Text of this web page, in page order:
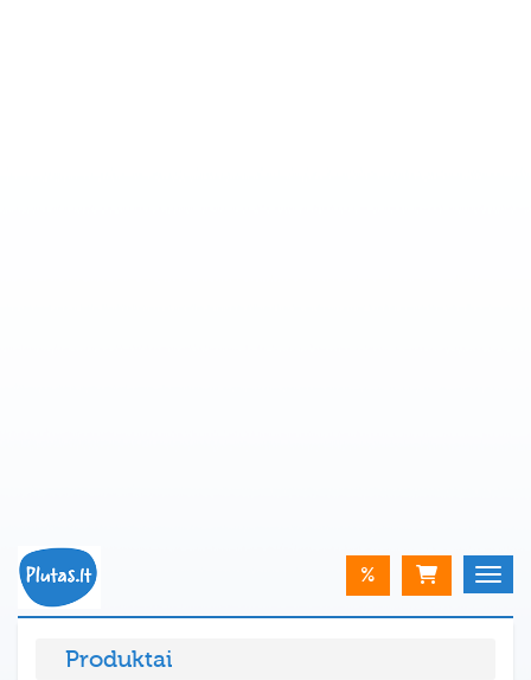
%
Produktai